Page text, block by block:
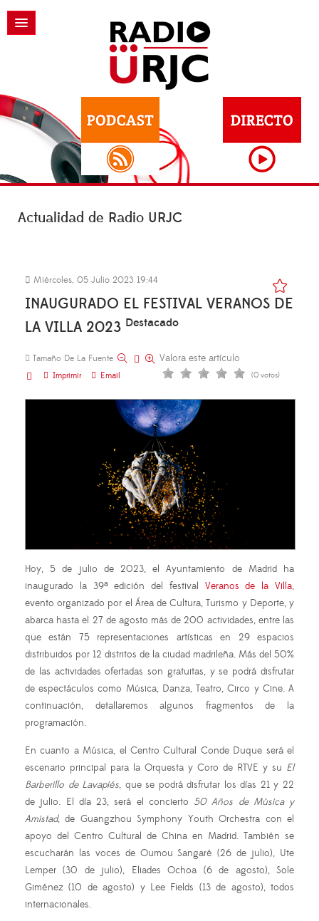
Actualidad de Radio URJC
Miércoles, 05 Julio 2023 19:44
INAUGURADO EL FESTIVAL VERANOS DE
LA VILLA 2023 Destacado
Tamaño De La Fuente
Imprimir
Email
Valora este artículo
(0 votos)
Hoy, 5 de julio de 2023, el Ayuntamiento de Madrid ha
inaugurado la 39ª edición del festival Veranos de la Villa,
evento organizado por el Área de Cultura, Turismo y Deporte, y
abarca hasta el 27 de agosto más de 200 actividades, entre las
que están 75 representaciones artísticas en 29 espacios
distribuidos por 12 distritos de la ciudad madrileña. Más del 50%
de las actividades ofertadas son gratuitas, y se podrá disfrutar
de espectáculos como Música, Danza, Teatro, Circo y Cine. A
continuación, detallaremos algunos fragmentos de la
programación.
En cuanto a Música, el Centro Cultural Conde Duque será el
escenario principal para la Orquesta y Coro de RTVE y su El
Barberillo de Lavapiés, que se podrá disfrutar los días 21 y 22
de julio. El día 23, será el concierto 50 Años de Música y
Amistad, de Guangzhou Symphony Youth Orchestra con el
apoyo del Centro Cultural de China en Madrid. También se
escucharán las voces de Oumou Sangaré (26 de julio), Ute
Lemper (30 de julio), Eliades Ochoa (6 de agosto), Sole
Giménez (10 de agosto) y Lee Fields (13 de agosto), todos
internacionales.